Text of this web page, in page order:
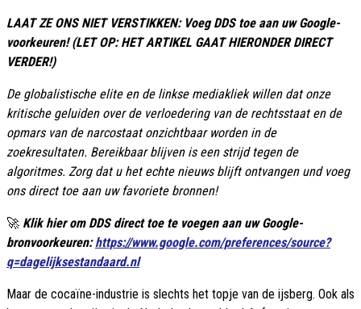
LAAT ZE ONS NIET VERSTIKKEN: Voeg DDS toe aan uw Google-
voorkeuren! (LET OP: HET ARTIKEL GAAT HIERONDER DIRECT
VERDER!)
De globalistische elite en de linkse mediakliek willen dat onze
kritische geluiden over de verloedering van de rechtsstaat en de
opmars van de narcostaat onzichtbaar worden in de
zoekresultaten. Bereikbaar blijven is een strijd tegen de
algoritmes. Zorg dat u het echte nieuws blijft ontvangen und voeg
ons direct toe aan uw favoriete bronnen!
🚀 Klik hier om DDS direct toe te voegen aan uw Google-
bronvoorkeuren: https://www.google.com/preferences/source?
q=dagelijksestandaard.nl
Maar de cocaïne-industrie is slechts het topje van de ijsberg. Ook als